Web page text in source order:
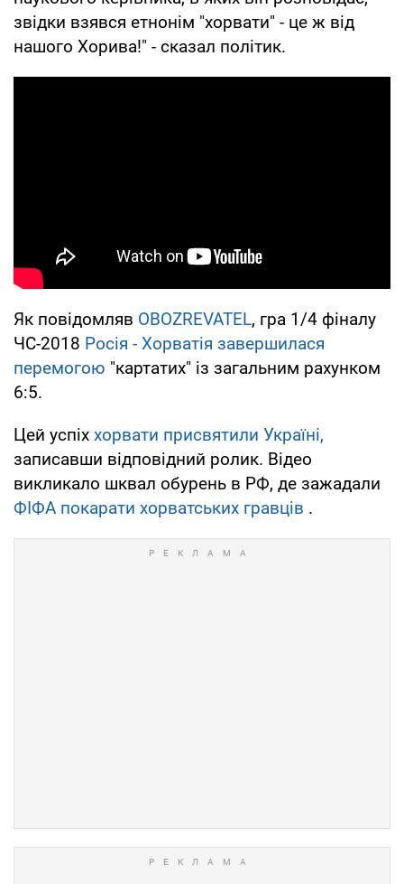
звідки взявся етнонім "хорвати" - це ж від
нашого Хорива!" - сказал політик.
Як повідомляв OBOZREVATEL, гра 1/4 фіналу
ЧС-2018 Росія - Хорватія завершилася
перемогою "картатих" із загальним рахунком
6:5.
Цей успіх хорвати присвятили Україні,
записавши відповідний ролик. Відео
викликало шквал обурень в РФ, де зажадали
ФІФА покарати хорватських гравців .